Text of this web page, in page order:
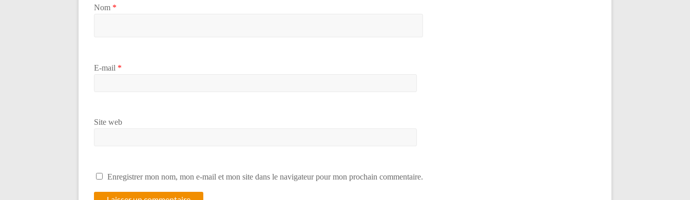
Nom *
E-mail *
Site web
Enregistrer mon nom, mon e-mail et mon site dans le navigateur pour mon prochain commentaire.